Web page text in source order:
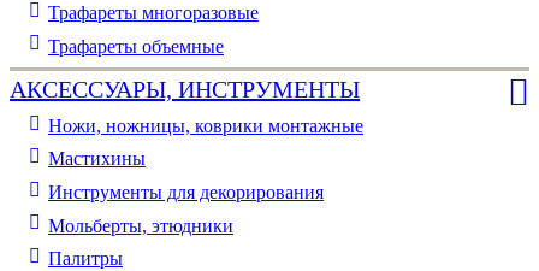
Трафареты многоразовые
Трафареты объемные
АКСЕССУАРЫ, ИНСТРУМЕНТЫ
Ножи, ножницы, коврики монтажные
Мастихины
Инструменты для декорирования
Мольберты, этюдники
Палитры